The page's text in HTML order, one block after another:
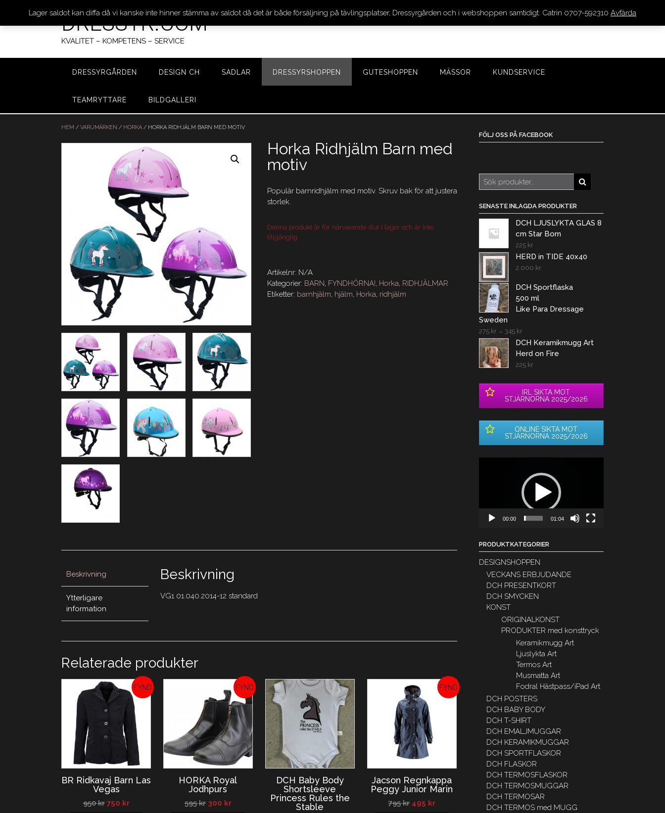
Hoppa
DRESSYR.COM
KVALITET – KOMPETENS – SERVICE
DRESSYRGÅRDEN DESIGN CH SADLAR DRESSYRSHOPPEN GUTESHOPPEN MÄSSOR KUNDSERVICE
TEAMRYTTARE BILDGALLERI
HEM / VARUMÄRKEN / HORKA / HORKA RIDHJÄLM BARN MED MOTIV
Horka Ridhjälm Barn med
motiv
Populär barnridhjälm med motiv. Skruv bak för att justera
storlek.
Denna produkt är för närvarande slut i lager och är inte
tillgänglig.
Artikelnr: N/A
Kategorier: BARN, FYNDHÖRNA!, Horka, RIDHJÄLMAR
Etiketter: barnhjälm, hjälm, Horka, ridhjälm
Beskrivning
Ytterligare
information
Beskrivning
VG1 01.040.2014-12 standard
Relaterade produkter
BR Ridkavaj Barn Las
Vegas
950kr 750 kr
REA!
HORKA Royal
Jodhpurs
595kr 300 kr
DCH Baby Body
Shortsleeve
Princess Rules the
Stable
Jacson Regnkappa
Peggy Junior Marin
795kr 495 kr
FÖLJ OSS PÅ FACEBOOK
Sök
efter:
SENASTE INLAGDA PRODUKTER
DCH LJUSLYKTA GLAS 8
cm Star Born
225 kr
HERD in TIDE 40x40
2.000 kr
DCH Sportflaska
500 ml
Like Para Dressage
Sweden
275 kr– 345 kr
DCH Keramikmugg Art
Herd on Fire
225 kr
IRL SIKTA MOT
STJÄRNORNA 2025/2026
ONLINE SIKTA MOT
STJÄRNORNA 2025/2026
00:00 01:04
PRODUKTKATEGORIER
DESIGNSHOPPEN
VECKANS ERBJUDANDE
DCH PRESENTKORT
DCH SMYCKEN
KONST
ORIGINALKONST
PRODUKTER med konsttryck
Keramikmugg Art
Ljuslykta Art
Termos Art
Musmatta Art
Fodral Hästpass/iPad Art
DCH POSTERS
DCH BABY BODY
DCH T-SHIRT
DCH EMALJMUGGAR
DCH KERAMIKMUGGAR
DCH SPORTFLASKOR
DCH FLASKOR
DCH TERMOSFLASKOR
DCH TERMOSMUGGAR
DCH TERMOSAR
DCH TERMOS med MUGG
Lager saldot kan diffa då vi kanske inte hinner stämma av saldot då det är både försäljning på tävlingsplatser, Dressyrgården och i webshoppen samtidigt. Catrin 0707-592310 Avfärda